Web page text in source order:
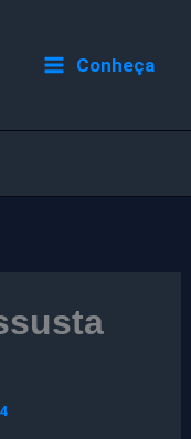
Conheça